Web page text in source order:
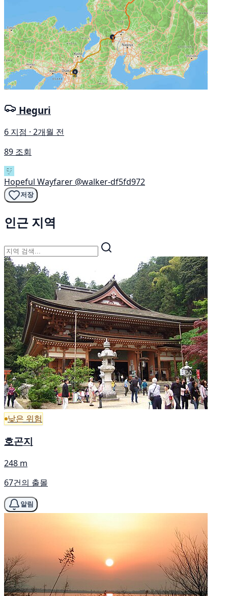
Heguri
6 지점 · 2개월 전
89 조회
Hopeful Wayfarer @walker-df5fd972
저장
인근 지역
낮은 위험
호곤지
248 m
67건의 출몰
알림